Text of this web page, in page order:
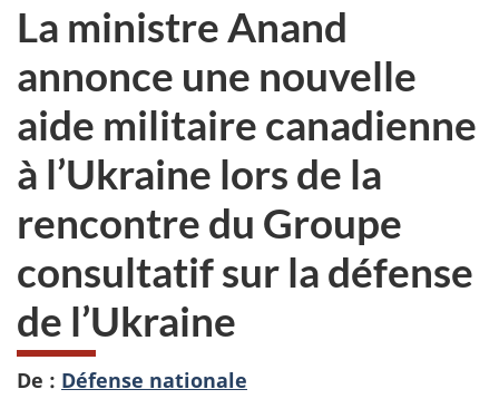
ici :
La ministre Anand
annonce une nouvelle
aide militaire canadienne
à l’Ukraine lors de la
rencontre du Groupe
consultatif sur la défense
de l’Ukraine
De : Défense nationale